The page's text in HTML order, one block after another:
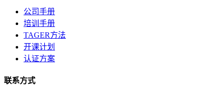
公司手册
培训手册
TAGER方法
开课计划
认证方案
联系方式